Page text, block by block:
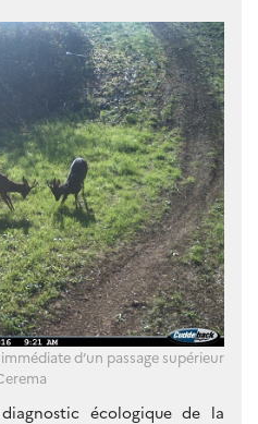
d’un passage supérieur
écologique de la